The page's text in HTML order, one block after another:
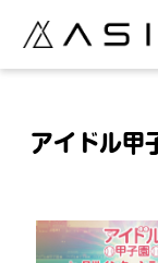
アイドル甲